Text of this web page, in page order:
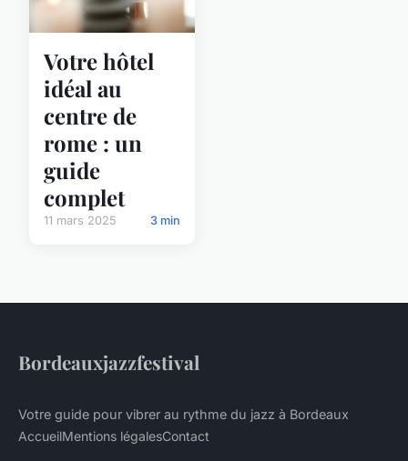
Votre hôtel
idéal au
centre de
rome : un
guide
complet
11 mars 2025 3 min
Bordeauxjazzfestival
Votre guide pour vibrer au rythme du jazz à Bordeaux
AccueilMentions légalesContact